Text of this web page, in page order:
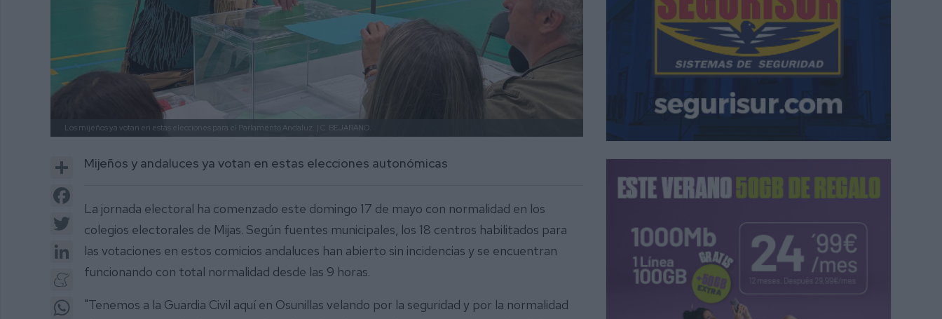
Los mijeños ya votan en estas elecciones para el Parlamento Andaluz. | C. BEJARANO.
Share
Twitter
LinkedIn
Meneame
WhatsApp
Mijeños y andaluces ya votan en estas elecciones autonómicas
La jornada electoral ha comenzado este domingo 17 de mayo con normalidad en los
colegios electorales de Mijas. Según fuentes municipales, los 18 centros habilitados para
las votaciones en estos comicios andaluces han abierto sin incidencias y se encuentran
funcionando con total normalidad desde las 9 horas.
"Tenemos a la Guardia Civil aquí en Osunillas velando por la seguridad y por la normalidad